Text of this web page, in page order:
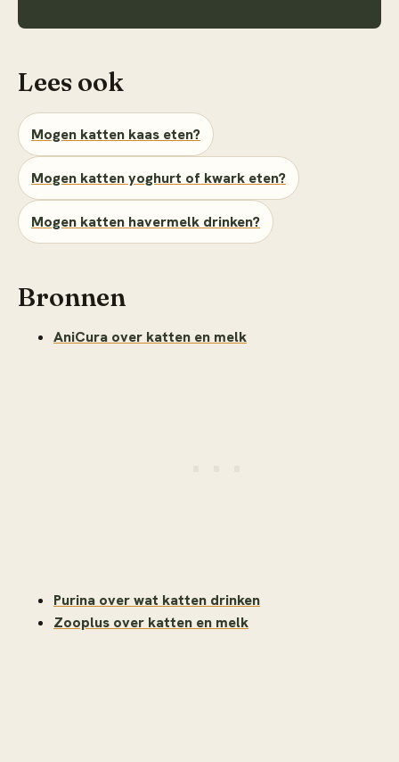
Lees ook
Mogen katten kaas eten?
Mogen katten yoghurt of kwark eten?
Mogen katten havermelk drinken?
Bronnen
AniCura over katten en melk
Purina over wat katten drinken
Zooplus over katten en melk